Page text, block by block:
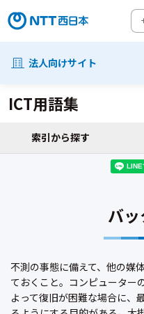
法人向けサイト
ICT用語集
索引から探す
バ
不測の事態に備えて、他の媒
ておくこと。コンピューター
よって復旧が困難な場合に、